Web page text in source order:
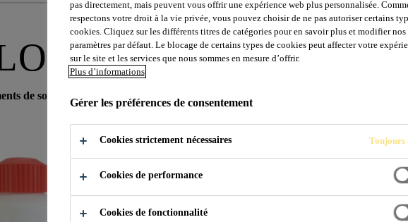
de sol
Kleba Colorant
PROPRIÉTÉS
pas directement, mais peuvent vous offrir une expérience web plus personnalisée.
respectons votre droit à la vie privée, vous pouvez choisir de ne pas autoriser certains
cookies. Cliquez sur les différents titres de catégories pour en savoir plus et modifier nos
paramètres par défaut. Le blocage de certains types de cookies peut affecter votre
sur le site et les services que nous sommes en mesure d’offrir.
Plus d’informations
Gérer les préférences de consentement
Cookies strictement nécessaires Toujours
Cookies de performance
Cookies de fonctionnalité